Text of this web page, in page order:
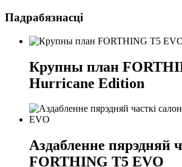
Падрабязнасці
Крупны план
Hurricane Edition
Аздабленне пярэдняй
FORTHING T5 EVO